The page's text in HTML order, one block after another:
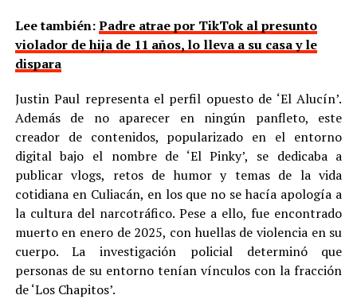
Lee también:Padre atrae por TikTok al presunto
violador de hija de 11 años, lo lleva a su casa y le
dispara
Justin Paul representa el perfil opuesto de ‘El Alucín’.
Además de no aparecer en ningún panfleto, este
creador de contenidos, popularizado en el entorno
digital bajo el nombre de ‘El Pinky’, se dedicaba a
publicar vlogs, retos de humor y temas de la vida
cotidiana en Culiacán, en los que no se hacía apología a
la cultura del narcotráfico. Pese a ello, fue encontrado
muerto en enero de 2025, con huellas de violencia en su
cuerpo. La investigación policial determinó que
personas de su entorno tenían vínculos con la fracción
de ‘Los Chapitos’.